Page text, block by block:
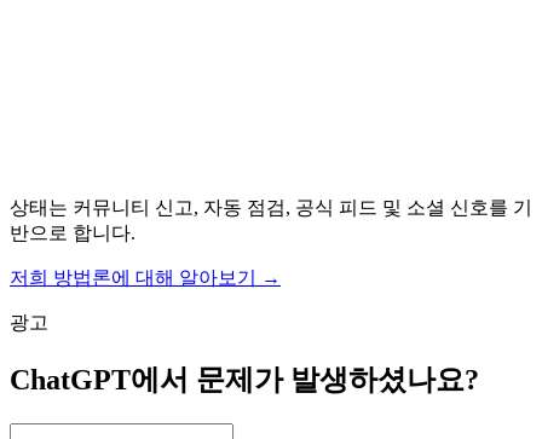
상태는 커뮤니티 신고, 자동 점검, 공식 피드 및 소셜 신호를 기
반으로 합니다.
저희 방법론에 대해 알아보기 →
광고
ChatGPT에서 문제가 발생하셨나요?